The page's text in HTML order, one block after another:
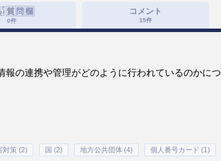
0件
コメント
15件
の連携や管理がどのように行われているのかにつ
対策 (2) 国 (2) 地方公共団体 (4) 個人番号カード (1)